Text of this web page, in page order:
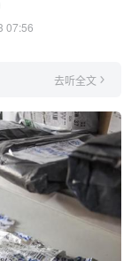
07:56
去听全文